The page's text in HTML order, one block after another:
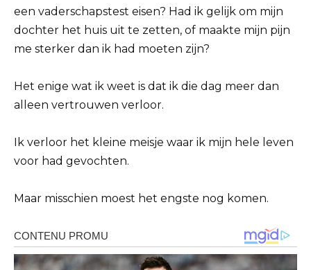
een vaderschapstest eisen? Had ik gelijk om mijn
dochter het huis uit te zetten, of maakte mijn pijn
me sterker dan ik had moeten zijn?
Het enige wat ik weet is dat ik die dag meer dan
alleen vertrouwen verloor.
Ik verloor het kleine meisje waar ik mijn hele leven
voor had gevochten.
Maar misschien moest het engste nog komen.